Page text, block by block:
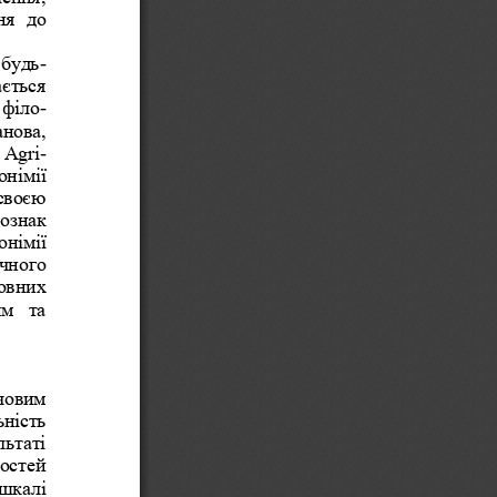
до
-
я
-
Agri-
та